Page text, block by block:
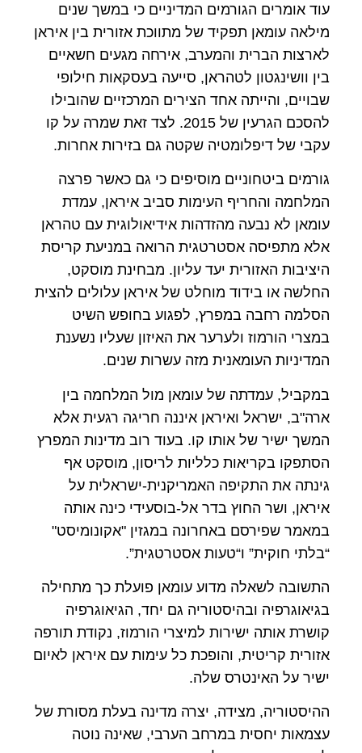
עוד אומרים הגורמים המדיניים כי במשך שנים
מילאה עומאן תפקיד של מתווכת אזורית בין איראן
לארצות הברית והמערב, אירחה מגעים חשאיים
בין וושינגטון לטהראן, סייעה בעסקאות חילופי
שבויים, והייתה אחד הצירים המרכזיים שהובילו
להסכם הגרעין של 2015. לצד זאת שמרה על קו
עקבי של דיפלומטיה שקטה גם בזירות אחרות.
גורמים ביטחוניים מוסיפים כי גם כאשר פרצה
המלחמה והחריף העימות סביב איראן, עמדת
עומאן לא נבעה מהזדהות אידיאולוגית עם טהראן
אלא מתפיסה אסטרטגית הרואה במניעת קריסת
היציבות האזורית יעד עליון. מבחינת מוסקט,
החלשה או בידוד מוחלט של איראן עלולים להצית
הסלמה רחבה במפרץ, לפגוע בחופש השיט
במצרי הורמוז ולערער את האיזון שעליו נשענת
המדיניות העומאנית מזה עשרות שנים.
במקביל, עמדתה של עומאן מול המלחמה בין
ארה"ב, ישראל ואיראן איננה חריגה רגעית אלא
המשך ישיר של אותו קו. בעוד רוב מדינות המפרץ
הסתפקו בקריאות כלליות לריסון, מוסקט אף
גינתה את התקיפה האמריקנית-ישראלית על
איראן, ושר החוץ בדר אל-בוסעידי כינה אותה
במאמר שפירסם באחרונה במגזין "אקונומיסט"
“בלתי חוקית” ו“טעות אסטרטגית”.
התשובה לשאלה מדוע עומאן פועלת כך מתחילה
בגיאוגרפיה ובהיסטוריה גם יחד, הגיאוגרפיה
קושרת אותה ישירות למיצרי הורמוז, נקודת תורפה
אזורית קריטית, והופכת כל עימות עם איראן לאיום
ישיר על האינטרס שלה.
ההיסטוריה, מצידה, יצרה מדינה בעלת מסורת של
עצמאות יחסית במרחב הערבי, שאינה נוטה